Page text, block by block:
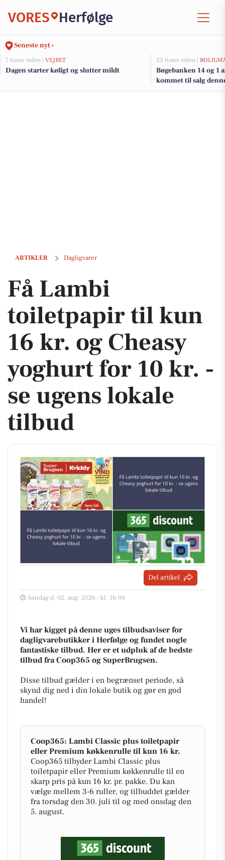
VORES Herfølge
Seneste nyt ›
7 timer siden | VEJRET
Dagen starter køligt og slutter mildt
23 timer siden |
Bøgebanken 14 og 1
kommet til salg
boligerne her.
ARTIKLER Dagligvarer
Få Lambi toiletpapir til kun 16 kr. og Cheasy yoghurt for 10 kr. - se
Få Lambi
toiletpapir til kun
16 kr. og Cheasy
yoghurt for 10 kr. -
se ugens lokale
tilbud
Del artikel
Søndag d. 02. aug. 2026 - kl. 16:04
Vi har kigget på denne uges tilbudsaviser for
dagligvarebutikker i Herfølge og fundet nogle
fantastiske tilbud. Her er et udpluk af de bedste
tilbud fra Coop365 og SuperBrugsen.
Disse tilbud gælder i en begrænset periode, så
skynd dig ned i din lokale butik og gør en god
handel!
Coop365: Lambi Classic plus toiletpapir
eller Premium køkkenrulle til kun 16 kr.
Coop365 tilbyder Lambi Classic plus
toiletpapir eller Premium køkkenrulle til en
skarp pris på kun 16 kr. pr. pakke. Du kan
vælge mellem 3-6 ruller, og tilbuddet gælder
fra torsdag den 30. juli til og med onsdag den
5. august.